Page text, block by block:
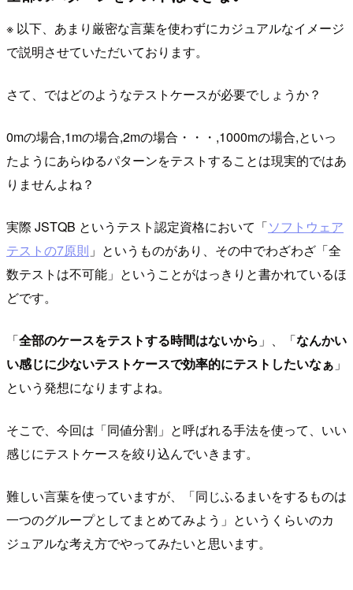
※ 以下、あまり厳密な言葉を使わずにカジュアルなイメージ
で説明させていただいております。
さて、ではどのようなテストケースが必要でしょうか？
0mの場合,1mの場合,2mの場合・・・,1000mの場合,といっ
たようにあらゆるパターンをテストすることは現実的ではあ
りませんよね？
実際 JSTQB というテスト認定資格において「ソフトウェア
テストの7原則 」というものがあり、その中でわざわざ「全
数テストは不可能」ということがはっきりと書かれているほ
どです。
「全部のケースをテストする時間はないから 」、「なんかい
い感じに少ないテストケースで効率的にテストしたいなぁ 」
という発想になりますよね。
そこで、今回は「同値分割」と呼ばれる手法を使って、いい
感じにテストケースを絞り込んでいきます。
難しい言葉を使っていますが、「同じふるまいをするものは
一つのグループとしてまとめてみよう」というくらいのカ
ジュアルな考え方でやってみたいと思います。